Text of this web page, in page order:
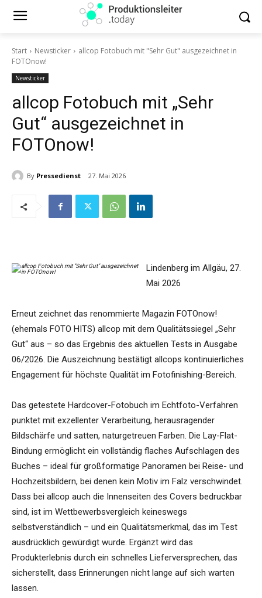
Start Newsticker
allcop Fotobuch mit "Sehr Gut" ausgezeichnet in
FOTOnow!
Newsticker
allcop Fotobuch mit „Sehr
Gut“ ausgezeichnet in
FOTOnow!
By Pressedienst 27. Mai 2026
Lindenberg im Allgäu, 27.
Mai 2026
Erneut zeichnet das renommierte Magazin FOTOnow!
(ehemals FOTO HITS) allcop mit dem Qualitätssiegel „Sehr
Gut“ aus – so das Ergebnis des aktuellen Tests in Ausgabe
06/2026. Die Auszeichnung bestätigt allcops kontinuierliches
Engagement für höchste Qualität im Fotofinishing-Bereich.
Das getestete Hardcover-Fotobuch im Echtfoto-Verfahren
punktet mit exzellenter Verarbeitung, herausragender
Bildschärfe und satten, naturgetreuen Farben. Die Lay-Flat-
Bindung ermöglicht ein vollständig flaches Aufschlagen des
Buches – ideal für großformatige Panoramen bei Reise- und
Hochzeitsbildern, bei denen kein Motiv im Falz verschwindet.
Dass bei allcop auch die Innenseiten des Covers bedruckbar
sind, ist im Wettbewerbsvergleich keineswegs
selbstverständlich – und ein Qualitätsmerkmal, das im Test
ausdrücklich gewürdigt wurde. Ergänzt wird das
Produkterlebnis durch ein schnelles Lieferversprechen, das
sicherstellt, dass Erinnerungen nicht lange auf sich warten
lassen.